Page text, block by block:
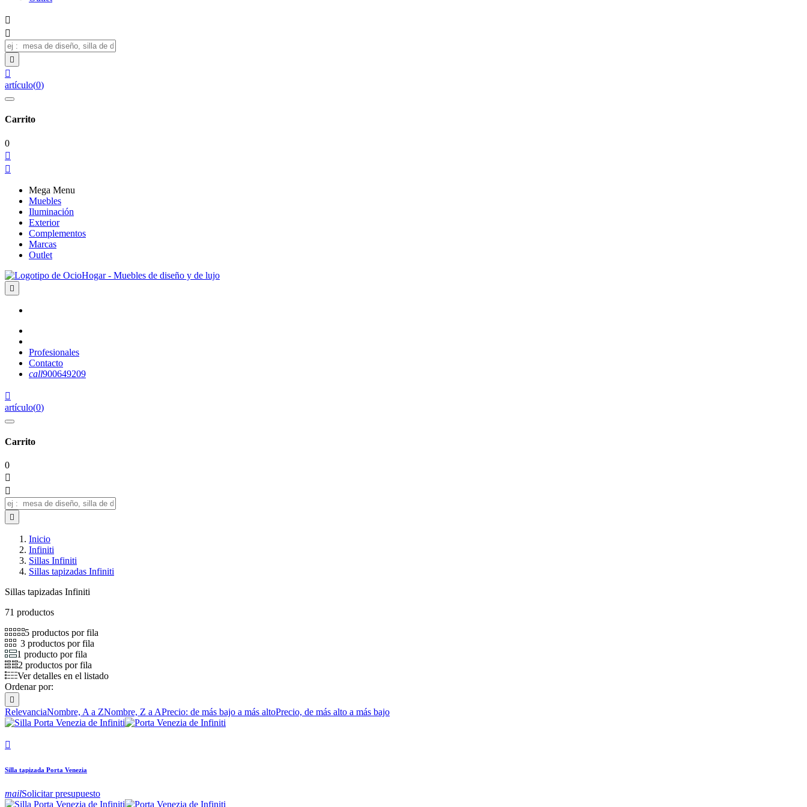




artículo(0)
Carrito
0


Mega Menu
Muebles
Iluminación
Exterior
Complementos
Marcas
Outlet

Profesionales
Contacto
call900649209

artículo(0)
Carrito
0



Inicio
Infiniti
Sillas Infiniti
Sillas tapizadas Infiniti
Sillas tapizadas Infiniti
71 productos
5 productos por fila
3 productos por fila
1 producto por fila
2 productos por fila
Ver detalles en el listado
Ordenar por:

RelevanciaNombre, A a ZNombre, Z a APrecio: de más bajo a más altoPrecio, de más alto a más bajo

Silla tapizada Porta Venezia
mailSolicitar presupuesto